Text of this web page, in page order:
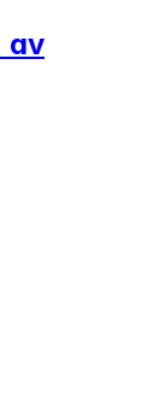
av